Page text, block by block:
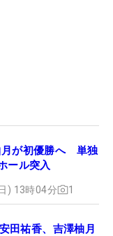
月が初優勝へ 単独
ール突入
) 13時04分 1
田祐香、吉澤柚月